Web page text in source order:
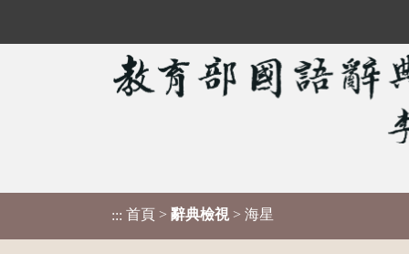
::: 首頁 > 辭典檢視 > 海星